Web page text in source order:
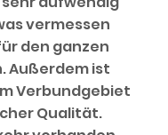
vermessen
den ganzen
Außerdem ist
Verbundgebiet
Qualität.